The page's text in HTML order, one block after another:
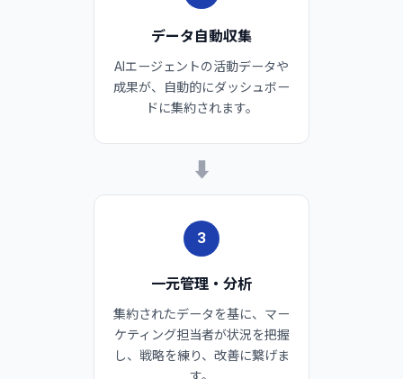
データ自動収集
AIエージェントの活動データや
成果が、自動的にダッシュボー
ドに集約されます。
➡
3
一元管理・分析
集約されたデータを基に、マー
ケティング担当者が状況を把握
し、戦略を練り、改善に繋げま
す。